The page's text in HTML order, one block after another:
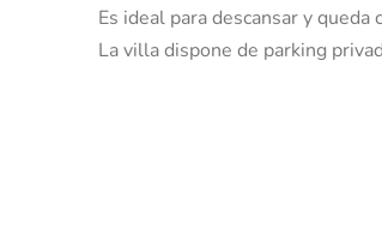
Es ideal para descansar y
La villa dispone de parking